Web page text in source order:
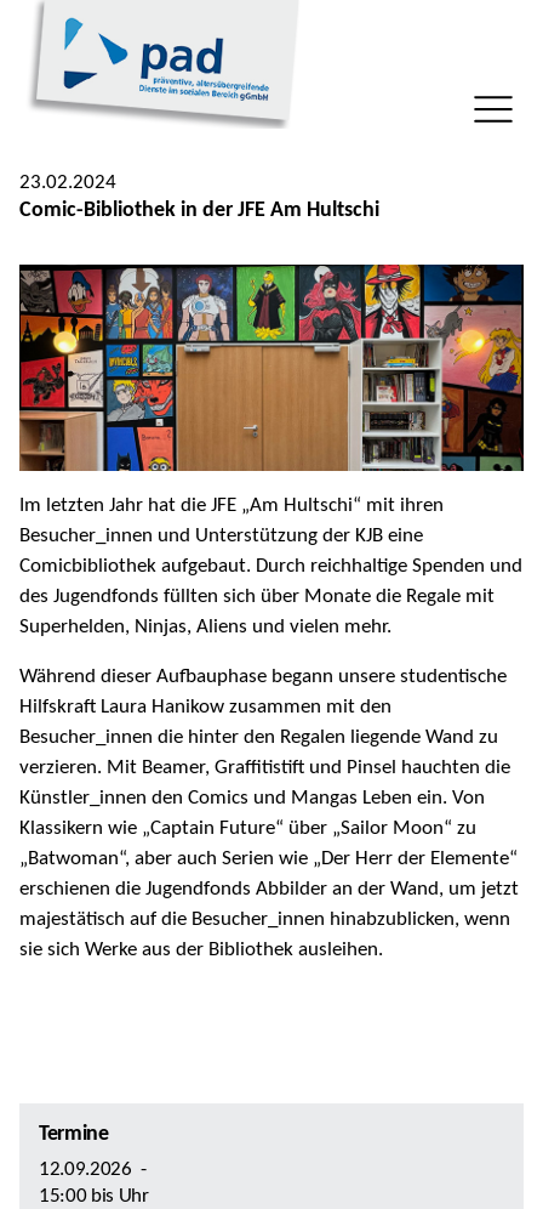
23.02.2024
Comic-Bibliothek in der JFE Am Hultschi
Im letzten Jahr hat die JFE „Am Hultschi“ mit ihren
Besucher_innen und Unterstützung der KJB eine
Comicbibliothek aufgebaut. Durch reichhaltige Spenden und
des Jugendfonds füllten sich über Monate die Regale mit
Superhelden, Ninjas, Aliens und vielen mehr.
Während dieser Aufbauphase begann unsere studentische
Hilfskraft Laura Hanikow zusammen mit den
Besucher_innen die hinter den Regalen liegende Wand zu
verzieren. Mit Beamer, Graffitistift und Pinsel hauchten die
Künstler_innen den Comics und Mangas Leben ein. Von
Klassikern wie „Captain Future“ über „Sailor Moon“ zu
„Batwoman“, aber auch Serien wie „Der Herr der Elemente“
erschienen die Jugendfonds Abbilder an der Wand, um jetzt
majestätisch auf die Besucher_innen hinabzublicken, wenn
sie sich Werke aus der Bibliothek ausleihen.
Termine
12.09.2026 -
15:00bis Uhr